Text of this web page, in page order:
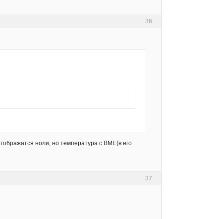
36
ноли, но температура с BME(в его
37